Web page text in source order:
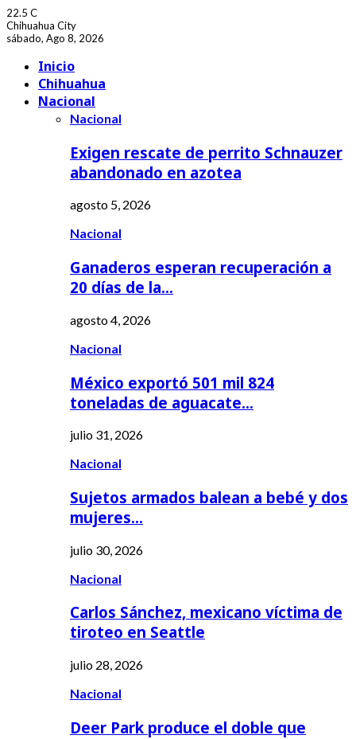
22.5 C
Chihuahua City
sábado, Ago 8, 2026
Inicio
Chihuahua
Nacional
Nacional
Exigen rescate de perrito Schnauzer
abandonado en azotea
agosto 5, 2026
Nacional
Ganaderos esperan recuperación a
20 días de la…
agosto 4, 2026
Nacional
México exportó 501 mil 824
toneladas de aguacate…
julio 31, 2026
Nacional
Sujetos armados balean a bebé y dos
mujeres…
julio 30, 2026
Nacional
Carlos Sánchez, mexicano víctima de
tiroteo en Seattle
julio 28, 2026
Nacional
Deer Park produce el doble que